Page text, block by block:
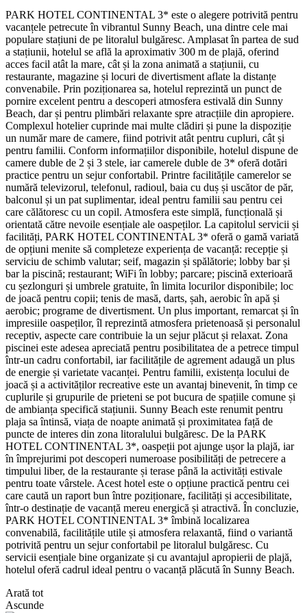
PARK HOTEL CONTINENTAL 3* este o alegere potrivită pentru
vacanțele petrecute în vibrantul Sunny Beach, una dintre cele mai
populare stațiuni de pe litoralul bulgăresc. Amplasat în partea de sud
a stațiunii, hotelul se află la aproximativ 300 m de plajă, oferind
acces facil atât la mare, cât și la zona animată a stațiunii, cu
restaurante, magazine și locuri de divertisment aflate la distanțe
convenabile. Prin poziționarea sa, hotelul reprezintă un punct de
pornire excelent pentru a descoperi atmosfera estivală din Sunny
Beach, dar și pentru plimbări relaxante spre atracțiile din apropiere.
Complexul hotelier cuprinde mai multe clădiri și pune la dispoziție
un număr mare de camere, fiind potrivit atât pentru cupluri, cât și
pentru familii. Conform informațiilor disponibile, hotelul dispune de
camere duble de 2 și 3 stele, iar camerele duble de 3* oferă dotări
practice pentru un sejur confortabil. Printre facilitățile camerelor se
numără televizorul, telefonul, radioul, baia cu duș și uscător de păr,
balconul și un pat suplimentar, ideal pentru familii sau pentru cei
care călătoresc cu un copil. Atmosfera este simplă, funcțională și
orientată către nevoile esențiale ale oaspeților. La capitolul servicii și
facilități, PARK HOTEL CONTINENTAL 3* oferă o gamă variată
de opțiuni menite să completeze experiența de vacanță: recepție și
serviciu de schimb valutar; seif, magazin și spălătorie; lobby bar și
bar la piscină; restaurant; WiFi în lobby; parcare; piscină exterioară
cu șezlonguri și umbrele gratuite, în limita locurilor disponibile; loc
de joacă pentru copii; tenis de masă, darts, șah, aerobic în apă și
aerobic; programe de divertisment. Un plus important, remarcat și în
impresiile oaspeților, îl reprezintă atmosfera prietenoasă și personalul
receptiv, aspecte care contribuie la un sejur plăcut și relaxat. Zona
piscinei este adesea apreciată pentru posibilitatea de a petrece timpul
într-un cadru confortabil, iar facilitățile de agrement adaugă un plus
de energie și varietate vacanței. Pentru familii, existența locului de
joacă și a activităților recreative este un avantaj binevenit, în timp ce
cuplurile și grupurile de prieteni se pot bucura de spațiile comune și
de ambianța specifică stațiunii. Sunny Beach este renumit pentru
plaja sa întinsă, viața de noapte animată și proximitatea față de
puncte de interes din zona litoralului bulgăresc. De la PARK
HOTEL CONTINENTAL 3*, oaspeții pot ajunge ușor la plajă, iar
în împrejurimi pot descoperi numeroase posibilități de petrecere a
timpului liber, de la restaurante și terase până la activități estivale
pentru toate vârstele. Acest hotel este o opțiune practică pentru cei
care caută un raport bun între poziționare, facilități și accesibilitate,
într-o destinație de vacanță mereu energică și atractivă. În concluzie,
PARK HOTEL CONTINENTAL 3* îmbină localizarea
convenabilă, facilitățile utile și atmosfera relaxantă, fiind o variantă
potrivită pentru un sejur confortabil pe litoralul bulgăresc. Cu
servicii esențiale bine organizate și cu avantajul apropierii de plajă,
hotelul oferă cadrul ideal pentru o vacanță plăcută în Sunny Beach.
Arată tot
Ascunde